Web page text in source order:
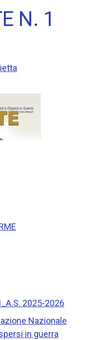
N. 1
2025-2026
Nazionale
in guerra